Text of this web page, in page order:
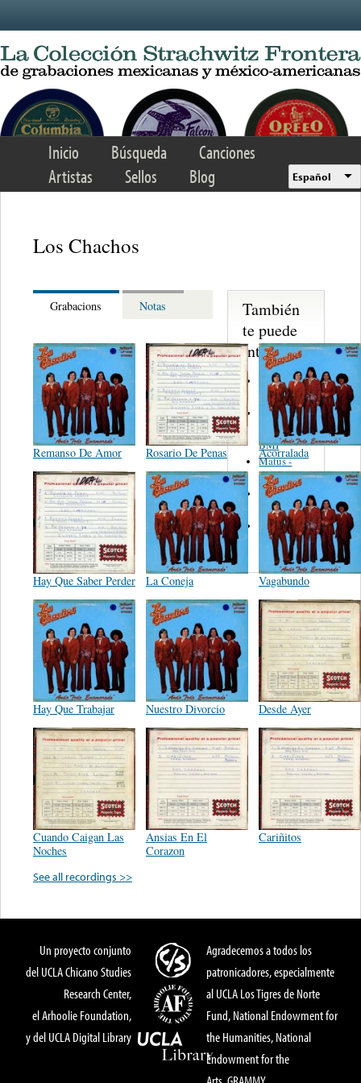
Inicio Búsqueda
Canciones
Artistas
Sellos Blog Español
Los Chachos
Grabacions Notas
Remanso De Amor Rosario De Penas Acorralada
Hay Que Saber Perder La Coneja Vagabundo
Hay Que Trabajar Nuestro Divorcio Desde Ayer
Cuando Caigan Las
Noches
Ansias En El
Corazon
Cariñitos
See all recordings >>
También
te puede
interesar...
Martinez,
Felipe
Performance
Music Co.
BMI
Matus -
Rodriguez
Carleton -
Dixon
Abreu -
Oliverira
Un proyecto conjunto
del UCLA Chicano Studies
Research Center,
el Arhoolie Foundation,
y del UCLA Digital Library
Agradecemos a todos los
patronicadores, especialmente
al UCLA Los Tigres de Norte
Fund, National Endowment for
the Humanities, National
Endowment for the